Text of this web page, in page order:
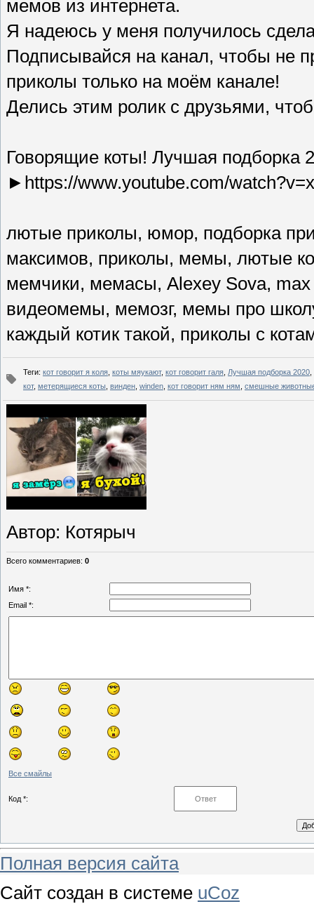
мемов из интернета.
Я надеюсь у меня получилось
Подписывайся на канал, чтобы не
приколы только на моём канале!
Делись этим ролик с друзьями,
Говорящие коты! Лучшая подборка
►https://www.youtube.com/
лютые приколы, юмор, подборка
максимов, приколы, мемы, лютые
мемчики, мемасы, Alexey Sova,
видеомемы, мемозг, мемы про
каждый котик такой, приколы с
Теги: кот говорит я коля коты мяукают, кот говорит галя Лучшая подборка 2020
кот, метерящиеся коты винден winden кот говорит ням ням смешные
Автор: Котярыч
Всего комментариев: 0
Имя *:
Email *:
Все смайлы
Код *:
Полная версия сайта
Сайт создан в системе uCoz